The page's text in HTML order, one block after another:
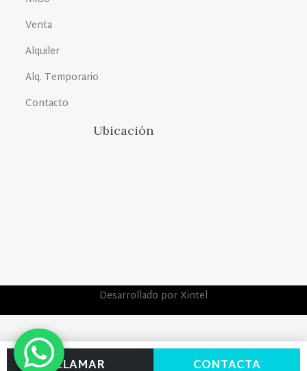
LLAMAR CONTACTA
Venta
Alquiler
Alq. Temporario
Contacto
Ubicación
Desarrollado por Xintel